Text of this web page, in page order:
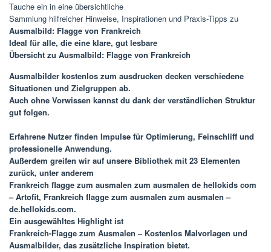
Tauche ein in eine übersichtliche
Sammlung hilfreicher Hinweise, Inspirationen und Praxis-Tipps zu
Ausmalbild: Flagge von Frankreich
Ideal für alle, die eine klare, gut lesbare
Übersicht zu Ausmalbild: Flagge von Frankreich
Ausmalbilder kostenlos zum ausdrucken decken verschiedene
Situationen und Zielgruppen ab.
Auch ohne Vorwissen kannst du dank der verständlichen Struktur
gut folgen.
Erfahrene Nutzer finden Impulse für Optimierung, Feinschliff und
professionelle Anwendung.
Außerdem greifen wir auf unsere Bibliothek mit 23 Elementen
zurück, unter anderem
Frankreich flagge zum ausmalen zum ausmalen de hellokids com
– Artofit, Frankreich flagge zum ausmalen zum ausmalen –
de.hellokids.com.
Ein ausgewähltes Highlight ist
Frankreich-Flagge zum Ausmalen – Kostenlos Malvorlagen und
Ausmalbilder, das zusätzliche Inspiration bietet.